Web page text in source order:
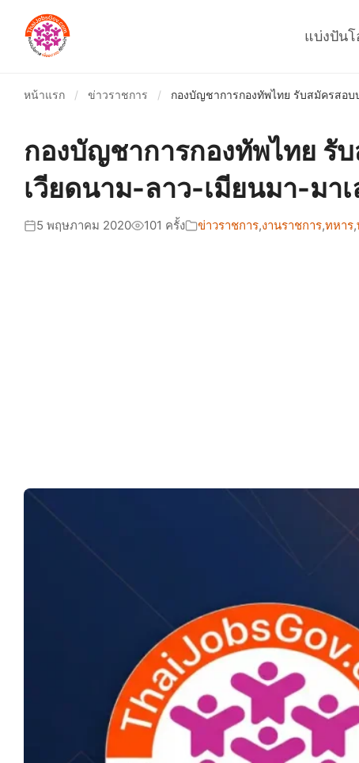
แบ่งปัน
หน้าแรก / ข่าวราชการ / กองบัญชาการกองทัพไทย รับสมัครสอ
กองบัญชาการกองทัพไทย รั
เวียดนาม-ลาว-เมียนมา-ม
5 พฤษภาคม 2020 101 ครั้ง ข่าวราชการ,งานราชการ,ทหาร,